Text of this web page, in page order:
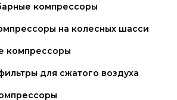
компрессоры
на колесных шасси
компрессоры
для сжатого воздуха